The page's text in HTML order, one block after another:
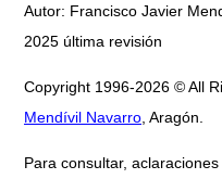
Autor: Francisco Javier
2025 última revisión
Copyright 1996-2026 © All
Mendívil Navarro , Aragón.
Para consultar,